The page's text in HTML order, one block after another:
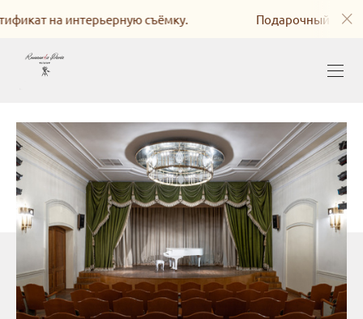
на интерьерную съёмку. Подарочный